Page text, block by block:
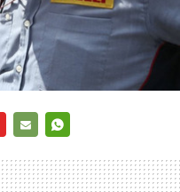
MAIL